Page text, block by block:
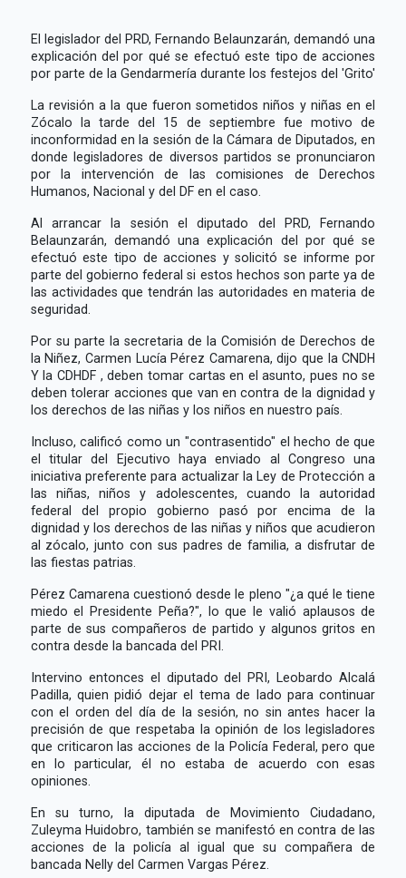
El legislador del PRD, Fernando Belaunzarán, demandó una
explicación del por qué se efectuó este tipo de acciones
por parte de la Gendarmería durante los festejos del 'Grito'
La revisión a la que fueron sometidos niños y niñas en el
Zócalo la tarde del 15 de septiembre fue motivo de
inconformidad en la sesión de la Cámara de Diputados, en
donde legisladores de diversos partidos se pronunciaron
por la intervención de las comisiones de Derechos
Humanos, Nacional y del DF en el caso.
Al arrancar la sesión el diputado del PRD, Fernando
Belaunzarán, demandó una explicación del por qué se
efectuó este tipo de acciones y solicitó se informe por
parte del gobierno federal si estos hechos son parte ya de
las actividades que tendrán las autoridades en materia de
seguridad.
Por su parte la secretaria de la Comisión de Derechos de
la Niñez, Carmen Lucía Pérez Camarena, dijo que la CNDH
Y la CDHDF , deben tomar cartas en el asunto, pues no se
deben tolerar acciones que van en contra de la dignidad y
los derechos de las niñas y los niños en nuestro país.
Incluso, calificó como un "contrasentido" el hecho de que
el titular del Ejecutivo haya enviado al Congreso una
iniciativa preferente para actualizar la Ley de Protección a
las niñas, niños y adolescentes, cuando la autoridad
federal del propio gobierno pasó por encima de la
dignidad y los derechos de las niñas y niños que acudieron
al zócalo, junto con sus padres de familia, a disfrutar de
las fiestas patrias.
Pérez Camarena cuestionó desde le pleno "¿a qué le tiene
miedo el Presidente Peña?", lo que le valió aplausos de
parte de sus compañeros de partido y algunos gritos en
contra desde la bancada del PRI.
Intervino entonces el diputado del PRI, Leobardo Alcalá
Padilla, quien pidió dejar el tema de lado para continuar
con el orden del día de la sesión, no sin antes hacer la
precisión de que respetaba la opinión de los legisladores
que criticaron las acciones de la Policía Federal, pero que
en lo particular, él no estaba de acuerdo con esas
opiniones.
En su turno, la diputada de Movimiento Ciudadano,
Zuleyma Huidobro, también se manifestó en contra de las
acciones de la policía al igual que su compañera de
bancada Nelly del Carmen Vargas Pérez.